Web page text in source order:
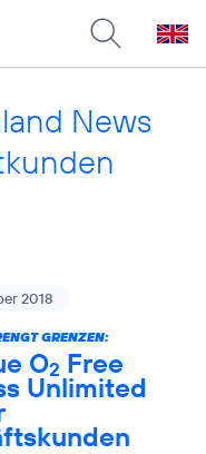
News
2018
GRENZEN:
O2 Free
Unlimited